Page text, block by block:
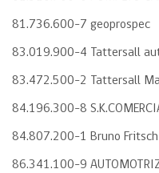
81.736.600-7 geoprospec
83.019.900-4 Tattersall
83.472.500-2 Tattersall
84.196.300-8
84.807.200-1 Bruno Fritsch
86.341.100-9